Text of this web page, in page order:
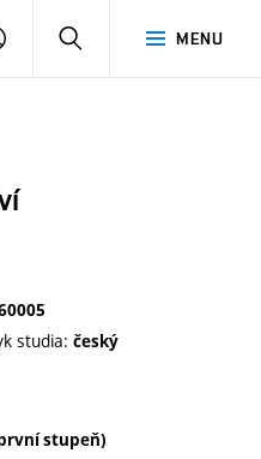
MENU
PŘIHLÁSIT
studia: český
stupeň)